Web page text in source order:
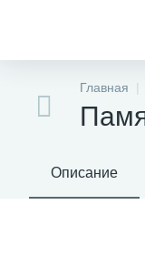
Главная
Описание